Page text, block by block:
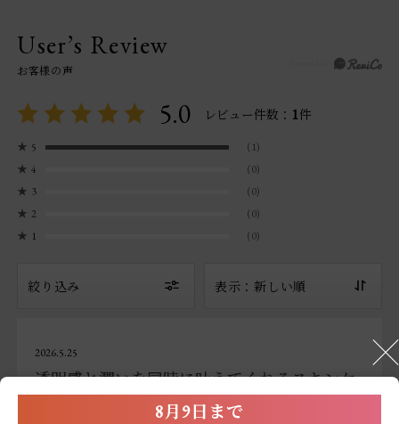
User’s Review
お客様の声
5.0 レビュー件数： 1件
★ 5
(1)
★ 4
(0)
★ 3
(0)
★ 2
(0)
★ 1 (0)
絞り込み 表示：新しい順
2026.5.25
透明感と潤いを同時に叶えてくれるスキンケ
8月9日まで